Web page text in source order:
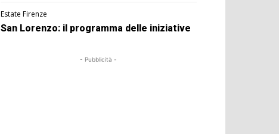
Estate Firenze
San Lorenzo: il programma delle iniziative
- Pubblicità -